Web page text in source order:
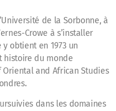
de la Sorbonne, à
Crowe à s’installer
obtient en 1973 un
histoire du monde
and African Studies
dans les domaines